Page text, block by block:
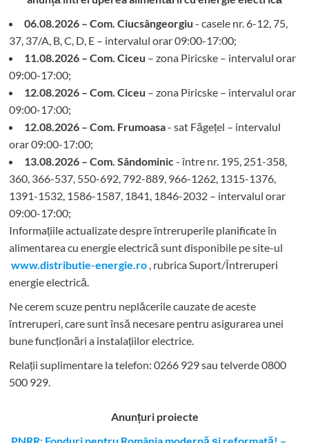
06.08.2026 – Com. Ciucsângeorgiu - casele nr. 6-12, 75,
37, 37/A, B, C, D, E – intervalul orar 09:00-17:00;
11.08.2026 – Com. Ciceu – zona Piricske – intervalul orar
09:00-17:00;
12.08.2026 – Com. Ciceu – zona Piricske – intervalul orar
09:00-17:00;
12.08.2026 – Com. Frumoasa- sat Făgețel – intervalul
orar 09:00-17:00;
13.08.2026 – Com. Sândominic- între nr. 195, 251-358,
360, 366-537, 550-692, 792-889, 966-1262, 1315-1376,
1391-1532, 1586-1587, 1841, 1846-2032 – intervalul orar
09:00-17:00;
Informațiile actualizate despre întreruperile planificate în
alimentarea cu energie electrică sunt disponibile pe site-ul
www.distributie-energie.ro , rubrica Suport/Întreruperi
energie electrică.
Ne cerem scuze pentru neplăcerile cauzate de aceste
întreruperi, care sunt însă necesare pentru asigurarea unei
bune funcționări a instalațiilor electrice.
Relații suplimentare la telefon: 0266 929 sau telverde 0800
500 929.
Anunțuri proiecte